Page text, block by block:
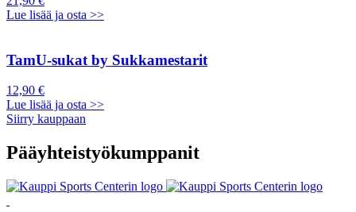
Lue lisää ja osta >>
TamU-sukat by Sukkamestarit
12,90 €
Lue lisää ja osta >>
Siirry kauppaan
Pääyhteistyökumppanit